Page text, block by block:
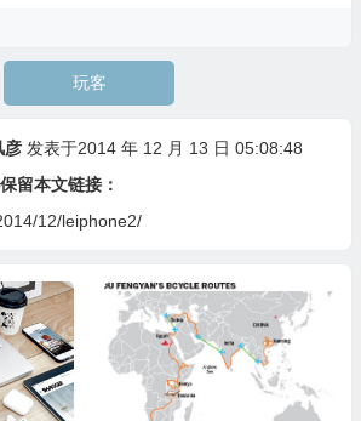
玩客
彦 发表于2014 年 12 月 13 日 05:08:48
留本文链接：
12/leiphone2/